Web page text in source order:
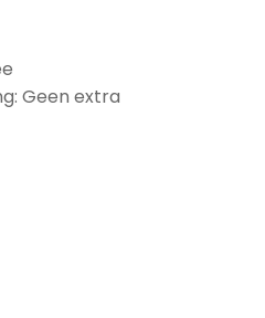
Geen extra